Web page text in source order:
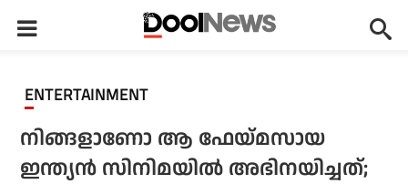
ENTERTAINMENT
നിങ്ങളാണോ ആ ഫേയ്മസായ
ഇന്ത്യന്‍ സിനിമയില്‍ അഭിനയിച്ചത്;